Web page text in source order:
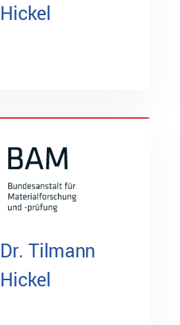
Hickel
Dr. Tilmann
Hickel